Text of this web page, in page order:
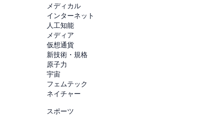
メディカル
インターネット
人工知能
メディア
仮想通貨
新技術・規格
原子力
宇宙
フェムテック
ネイチャー
スポーツ